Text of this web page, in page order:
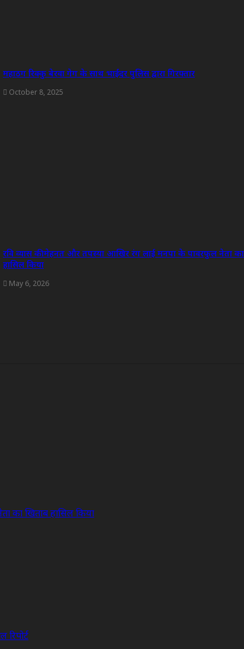
महाठग रिक्कु बेरवा गेग के साथ भाईंदर पुलिस द्वारा गिरफ्तार
October 8, 2025
रवि व्यास की मेहनत और तपस्या आखिर रंग लाई मनपा के पावरफुल नेता
हासिल किया
May 6, 2026
का खिताब हासिल किया